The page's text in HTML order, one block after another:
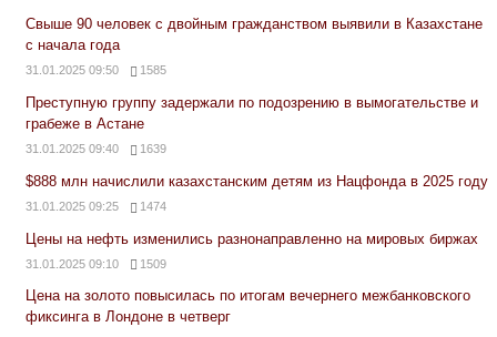
Свыше 90 человек с двойным гражданством выявили в Казахстане
с начала года
31.01.2025 09:50 1585
Преступную группу задержали по подозрению в вымогательстве и
грабеже в Астане
31.01.2025 09:40 1639
$888 млн начислили казахстанским детям из Нацфонда в 2025 году
31.01.2025 09:25 1474
Цены на нефть изменились разнонаправленно на мировых биржах
31.01.2025 09:10 1509
Цена на золото повысилась по итогам вечернего межбанковского
фиксинга в Лондоне в четверг